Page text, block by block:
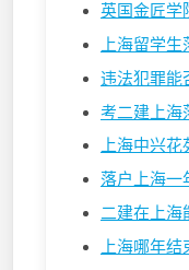
英国金匠学
上海留学
违法犯罪能
考二建上海
上海中兴花
落户上海一
二建在上海
上海哪年